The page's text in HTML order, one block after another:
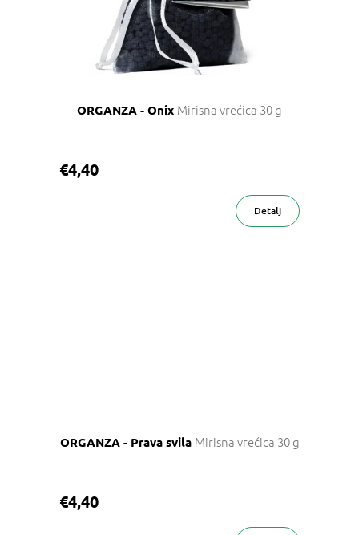
ORGANZA - Onix Mirisna vrećica 30 g
€4,40
Detalj
ORGANZA - Prava svila Mirisna vrećica 30 g
€4,40